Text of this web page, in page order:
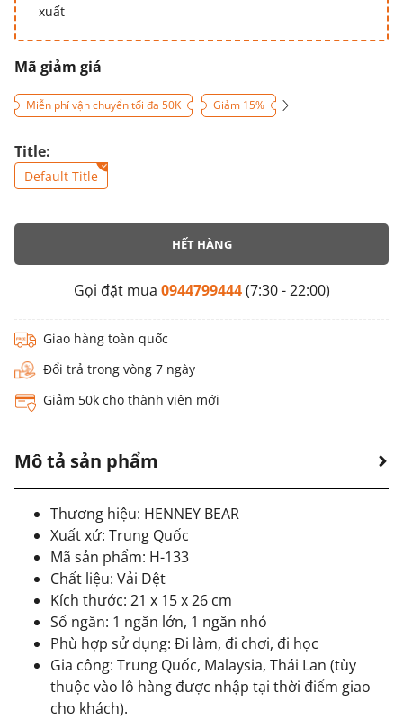
xuất
Mã giảm giá
Miễn phí vận chuyển tối đa 50K Giảm 15%
Title:
Default Title
HẾT HÀNG
Gọi đặt mua 0944799444(7:30 - 22:00)
Giao hàng toàn quốc
Đổi trả trong vòng 7 ngày
Giảm 50k cho thành viên mới
Mô tả sản phẩm
Thương hiệu: HENNEY BEAR
Xuất xứ: Trung Quốc
Mã sản phẩm: H-133
Chất liệu: Vải Dệt
Kích thước: 21 x 15 x 26 cm
Số ngăn: 1 ngăn lớn, 1 ngăn nhỏ
Phù hợp sử dụng: Đi làm, đi chơi, đi học
Gia công: Trung Quốc, Malaysia, Thái Lan (tùy
thuộc vào lô hàng được nhập tại thời điểm giao
cho khách).